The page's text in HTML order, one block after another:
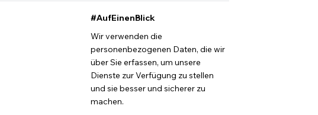
#AufEinenBlick
Wir verwenden die
personenbezogenen Daten, die wir
über Sie erfassen, um unsere
Dienste zur Verfügung zu stellen
und sie besser und sicherer zu
machen.